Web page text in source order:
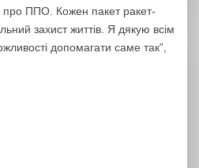
про ППО. Кожен пакет ракет-
захист життів. Я дякую всім
допомагати саме так”,